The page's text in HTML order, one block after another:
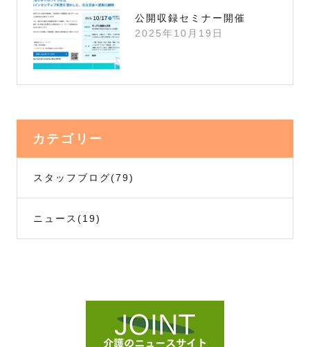
公開収録セミナー開催
2025年10月19日
カテゴリー
スタッフブログ(79)
ニュース (19)